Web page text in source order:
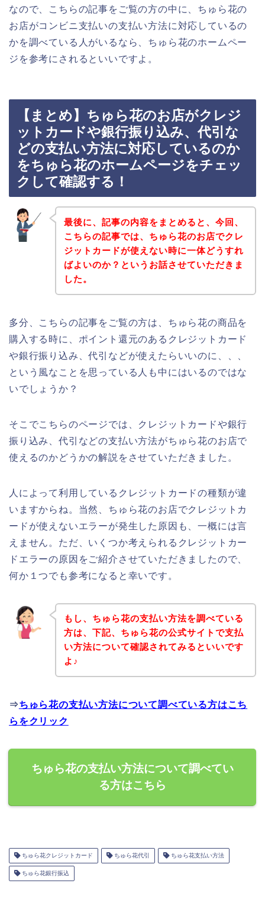
なので、こちらの記事をご覧の方の中に、ちゅら花の
お店がコンビニ支払いの支払い方法に対応しているの
かを調べている人がいるなら、ちゅら花のホームペー
ジを参考にされるといいですよ。
【まとめ】ちゅら花のお店がクレジ
ットカードや銀行振り込み、代引な
どの支払い方法に対応しているのか
をちゅら花のホームページをチェッ
クして確認する！
最後に、記事の内容をまとめると、今回、
こちらの記事では、ちゅら花のお店でクレ
ジットカードが使えない時に一体どうすれ
ばよいのか？というお話させていただきま
した。
多分、こちらの記事をご覧の方は、ちゅら花の商品を
購入する時に、ポイント還元のあるクレジットカード
や銀行振り込み、代引などが使えたらいいのに、、、
という風なことを思っている人も中にはいるのではな
いでしょうか？
そこでこちらのページでは、クレジットカードや銀行
振り込み、代引などの支払い方法がちゅら花のお店で
使えるのかどうかの解説をさせていただきました。
人によって利用しているクレジットカードの種類が違
いますからね。当然、ちゅら花のお店でクレジットカ
ードが使えないエラーが発生した原因も、一概には言
えません。ただ、いくつか考えられるクレジットカー
ドエラーの原因をご紹介させていただきましたので、
何か１つでも参考になると幸いです。
もし、ちゅら花の支払い方法を調べている
方は、下記、ちゅら花の公式サイトで支払
い方法について確認されてみるといいです
よ♪
⇒ちゅら花の支払い方法について調べている方はこち
らをクリック
ちゅら花の支払い方法について調べてい
る方はこちら
ちゅら花クレジットカード ちゅら花代引 ちゅら花支払い方法
ちゅら花銀行振込